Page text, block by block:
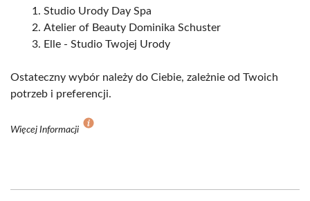
Studio Urody Day Spa
Atelier of Beauty Dominika Schuster
Elle - Studio Twojej Urody
Ostateczny wybór należy do Ciebie, zależnie od Twoich
potrzeb i preferencji.
Więcej Informacji